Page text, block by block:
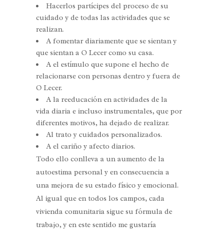
Hacerlos partícipes del proceso de su
cuidado y de todas las actividades que se
realizan.
A fomentar diariamente que se sientan y
que sientan a O Lecer como su casa.
A el estímulo que supone el hecho de
relacionarse con personas dentro y fuera de
O Lecer.
A la reeducación en actividades de la
vida diaria e incluso instrumentales, que por
diferentes motivos, ha dejado de realizar.
Al trato y cuidados personalizados.
A el cariño y afecto diarios.
Todo ello conlleva a un aumento de la
autoestima personal y en consecuencia a
una mejora de su estado físico y emocional.
Al igual que en todos los campos, cada
vivienda comunitaria sigue su fórmula de
trabajo, y en este sentido me gustaría